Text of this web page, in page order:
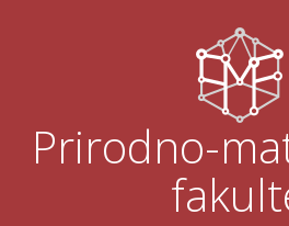
Prirodno-